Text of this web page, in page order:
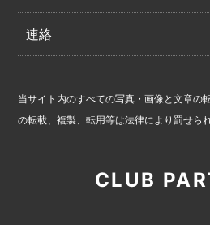
連絡
当サイト内のすべての写真・画像と文章の
の転載、複製、転用等は法律により罰せられ
CLUB